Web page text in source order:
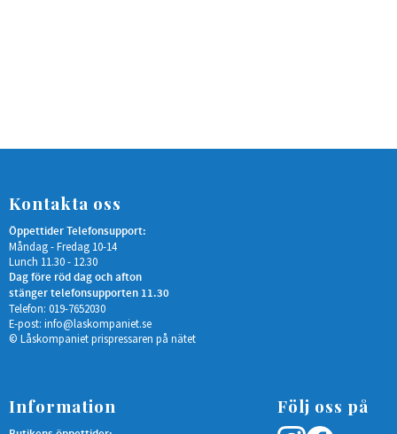
Kontakta oss
Öppettider Telefonsupport:
Måndag - Fredag 10-14
Lunch 11.30 - 12.30
Dag före röd dag och afton
stänger telefonsupporten 11.30
Telefon: 019-7652030
E-post: info@laskompaniet.se
© Låskompaniet prispressaren på nätet
Information Följ oss på